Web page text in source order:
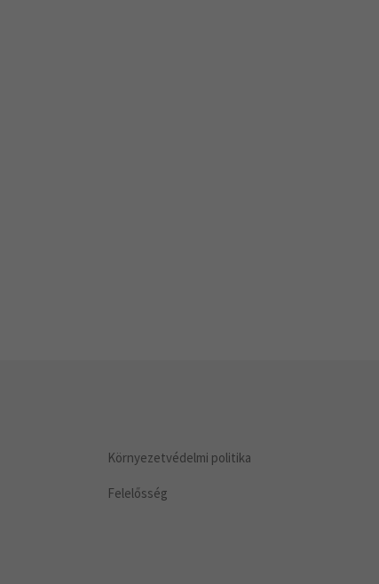
Környezetvédelmi politika
Felelősség